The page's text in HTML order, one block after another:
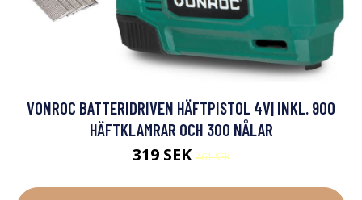
VONROC BATTERIDRIVEN HÄFTPISTOL 4V| INKL. 900
HÄFTKLAMRAR OCH 300 NÅLAR
319 SEK461 SEK